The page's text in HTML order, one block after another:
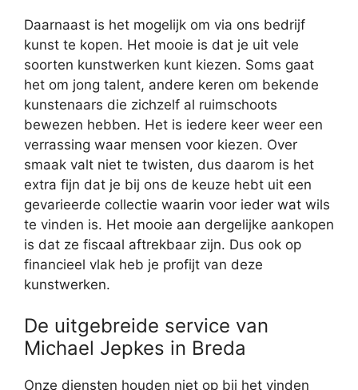
Daarnaast is het mogelijk om via ons bedrijf
kunst te kopen. Het mooie is dat je uit vele
soorten kunstwerken kunt kiezen. Soms gaat
het om jong talent, andere keren om bekende
kunstenaars die zichzelf al ruimschoots
bewezen hebben. Het is iedere keer weer een
verrassing waar mensen voor kiezen. Over
smaak valt niet te twisten, dus daarom is het
extra fijn dat je bij ons de keuze hebt uit een
gevarieerde collectie waarin voor ieder wat wils
te vinden is. Het mooie aan dergelijke aankopen
is dat ze fiscaal aftrekbaar zijn. Dus ook op
financieel vlak heb je profijt van deze
kunstwerken.
De uitgebreide service van
Michael Jepkes in Breda
Onze diensten houden niet op bij het vinden